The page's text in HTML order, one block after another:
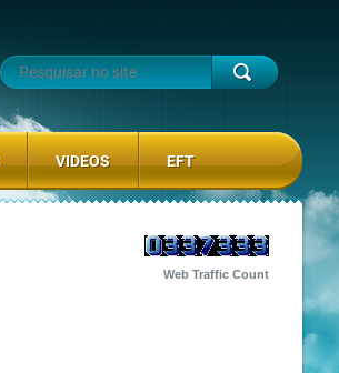
Web Traffic Count
VIDEOS EFT